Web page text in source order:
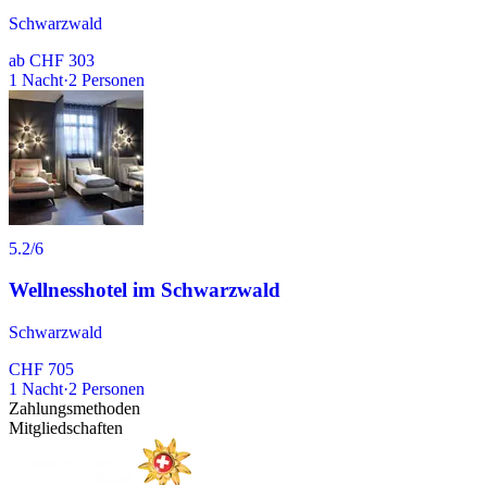
Schwarzwald
ab CHF 303
1 Nacht·2 Personen
5.2/6
Wellnesshotel im Schwarzwald
Schwarzwald
CHF 705
1 Nacht·2 Personen
Zahlungsmethoden
Mitgliedschaften